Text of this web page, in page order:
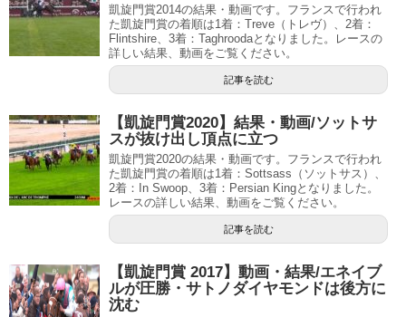
凱旋門賞2014の結果・動画です。フランスで行われ
た凱旋門賞の着順は1着：Treve（トレヴ）、2着：
Flintshire、3着：Taghroodaとなりました。レースの
詳しい結果、動画をご覧ください。
記事を読む
【凱旋門賞2020】結果・動画/ソットサ
スが抜け出し頂点に立つ
凱旋門賞2020の結果・動画です。フランスで行われ
た凱旋門賞の着順は1着：Sottsass（ソットサス）、
2着：In Swoop、3着：Persian Kingとなりました。
レースの詳しい結果、動画をご覧ください。
記事を読む
【凱旋門賞 2017】動画・結果/エネイブ
ルが圧勝・サトノダイヤモンドは後方に
沈む